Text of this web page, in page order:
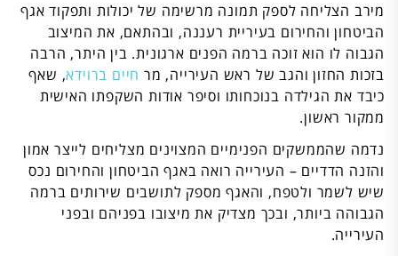
מירב הצליחה לספק תמונה מרשימה של יכולות ותפקוד אגף
הביטחון והחירום בעיריית רעננה, ובהתאם, את המיצוב
הגבוה לו הוא זוכה ברמה הפנים ארגונית. בין היתר, הרבה
בזכות החזון והגב של ראש העירייה, מר חיים ברוידא, שאף
כיבד את הגילדה בנוכחותו וסיפר אודות השקפתו האישית
ממקור ראשון.
נדמה שהממשקים הפנימיים המצוינים מצליחים לייצר אמון
והזנה הדדיים – העירייה רואה באגף הביטחון והחירום נכס
שיש לשמר ולטפח, והאגף מספק לתושבים שירותים ברמה
הגבוהה ביותר, ובכך מצדיק את מיצובו בפניהם ובפני
העירייה.